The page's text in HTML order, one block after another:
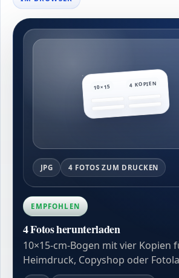
10×15 4 KOPIEN
JPG 4 FOTOS ZUM DRUCKEN
EMPFOHLEN
4 Fotos herunterladen
10×15-cm-Bogen mit vier Kopien
Heimdruck, Copyshop oder